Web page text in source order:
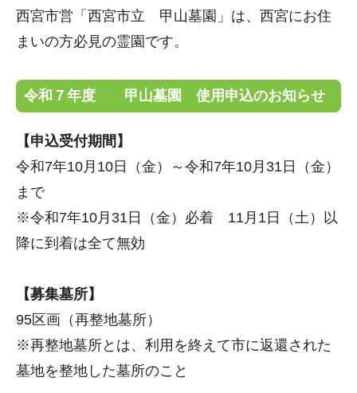
西宮市営「西宮市立 甲山墓園」は、西宮にお住
まいの方必見の霊園です。
令和７年度 甲山墓園 使用申込のお知らせ
【申込受付期間】
令和7年10月10日（金）～令和7年10月31日（金）
まで
※令和7年10月31日（金）必着 11月1日（土）以
降に到着は全て無効
【募集墓所】
95区画（再整地墓所）
※再整地墓所とは、利用を終えて市に返還された
墓地を整地した墓所のこと